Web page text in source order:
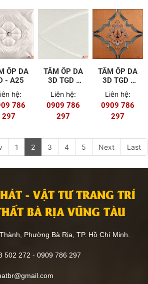
ỐP DA
- A25
hệ:
786
297
TẤM ỐP DA
3D TGD -
C46
Liên hệ:
0909 786
297
TẤM ỐP DA
3D TGD -
E55
Liên hệ:
0909 786
297
1 2 3 4 5 Next Last
- VẬT TƯ TRANG TRÍ
BÀ RỊA VŨNG TÀU
Phường Bà Rịa, TP. Hồ Chí Minh.
502 272 - 0909 786 297